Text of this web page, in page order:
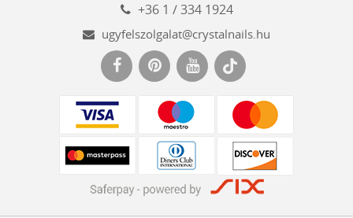
+36 1 / 334 1924
ugyfelszolgalat@crystalnails.hu